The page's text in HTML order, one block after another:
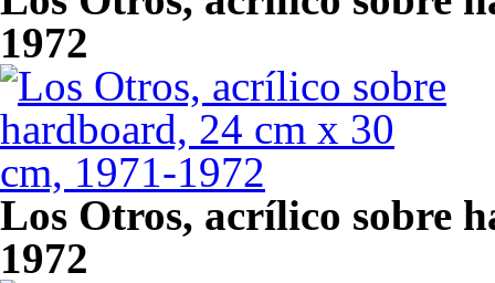
1972
Los Otros, acrílico sobre
1972